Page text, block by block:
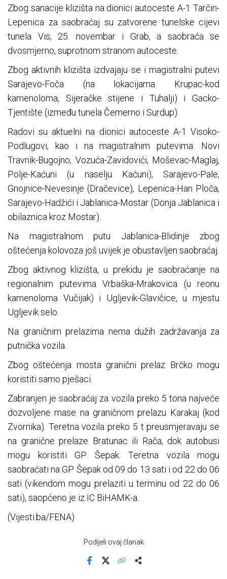
Zbog sanacije klizišta na dionici autoceste A-1 Tarčin-
Lepenica za saobraćaj su zatvorene tunelske cijevi
tunela Vis, 25. novembar i Grab, a saobraća se
dvosmjerno, suprotnom stranom autoceste.
Zbog aktivnih klizišta izdvajaju se i magistralni putevi
Sarajevo-Foča (na lokacijama Krupac-kod
kamenoloma, Sijeračke stijene i Tuhalji) i Gacko-
Tjentište (između tunela Čemerno i Surdup).
Radovi su aktuelni na dionici autoceste A-1 Visoko-
Podlugovi, kao i na magistralnim putevima: Novi
Travnik-Bugojno, Vozuća-Zavidovići, Moševac-Maglaj,
Polje-Kaćuni (u naselju Kaćuni), Sarajevo-Pale,
Gnojnice-Nevesinje (Dračevice), Lepenica-Han Ploča,
Sarajevo-Hadžići i Jablanica-Mostar (Donja Jablanica i
obilaznica kroz Mostar).
Na magistralnom putu Jablanica-Blidinje zbog
oštećenja kolovoza još uvijek je obustavljen saobraćaj.
Zbog aktivnog klizišta, u prekidu je saobraćanje na
regionalnim putevima Vrbaška-Mrakovica (u reonu
kamenoloma Vučijak) i Ugljevik-Glavičice, u mjestu
Ugljevik selo.
Na graničnim prelazima nema dužih zadržavanja za
putnička vozila.
Zbog oštećenja mosta granični prelaz Brčko mogu
koristiti samo pješaci.
Zabranjen je saobraćaj za vozila preko 5 tona najveće
dozvoljene mase na graničnom prelazu Karakaj (kod
Zvornika). Teretna vozila preko 5 t preusmjeravaju se
na granične prelaze Bratunac ili Rača, dok autobusi
mogu koristiti GP Šepak. Teretna vozila mogu
saobraćati na GP Šepak od 09 do 13 sati i od 22 do 06
sati (vikendom mogu prelaziti u terminu od 22 do 06
sati), saopćeno je iz IC BiHAMK-a.
(Vijesti.ba/FENA)
Podijeli ovaj članak